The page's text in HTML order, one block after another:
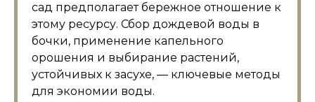
сад предполагает бережное отношение к
этому ресурсу. Сбор дождевой воды в
бочки, применение капельного
орошения и выбирание растений,
устойчивых к засухе, — ключевые методы
для экономии воды.